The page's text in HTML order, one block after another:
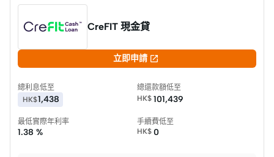
CreFIT 現金貸
立即申請 
總利息低至
HK$1,438
總還款額低至
HK$ 101,439
最低實際年利率
1.38 %
手續費低至
HK$ 0